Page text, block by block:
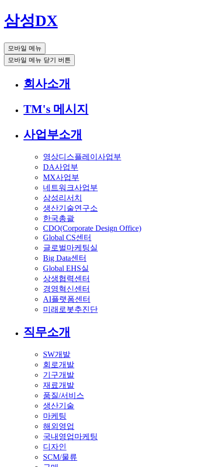
삼성DX
모바일 메뉴
모바일 메뉴 닫기 버튼
회사소개
TM's 메시지
사업부소개
영상디스플레이사업부
DA사업부
MX사업부
네트워크사업부
삼성리서치
생산기술연구소
한국총괄
CDO(Corporate Design Office)
Global CS센터
글로벌마케팅실
Big Data센터
Global EHS실
상생협력센터
경영혁신센터
AI플랫폼센터
미래로봇추진단
직무소개
SW개발
회로개발
기구개발
재료개발
품질/서비스
생산기술
마케팅
해외영업
국내영업마케팅
디자인
SCM/물류